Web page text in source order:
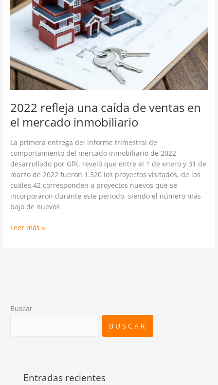
2022 refleja una caída de ventas en
el mercado inmobiliario
La primera entrega del informe trimestral de
comportamiento del mercado inmobiliario de 2022,
desarrollado por GfK, reveló que entre el 1 de enero y 31 de
marzo de 2022 fueron 1.320 los proyectos visitados, de los
cuales 42 corresponden a proyectos nuevos que se
incorporaron durante este periodo, siendo el número más
bajo de nuevos
de
ventas
mercado
inmobiliario
Leer más »
Buscar
BUSCAR
Entradas recientes